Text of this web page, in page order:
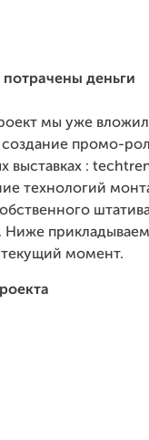
деньги
мы уже
промо-
выставках :
технологий
Ниже
текущий момент.